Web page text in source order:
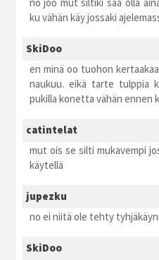
ku vähän käy jossaki
SkiDoo
en minä oo tuohon
naukuu. eikä tarte tulppia
pukilla konetta vähän ennen
catintelat
mut ois se silti mukavempi
käytellä
jupezku
no ei niitä ole tehty
SkiDoo